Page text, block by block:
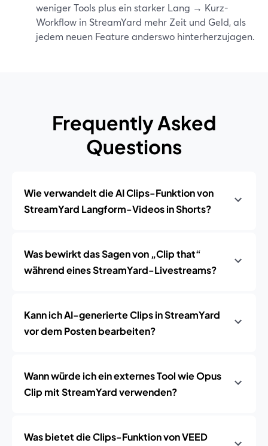
weniger Tools plus ein starker Lang → Kurz-
Workflow in StreamYard mehr Zeit und Geld, als
jedem neuen Feature anderswo hinterherzujagen.
Frequently Asked
Questions
Wie verwandelt die AI Clips-Funktion von
StreamYard Langform-Videos in Shorts?
Was bewirkt das Sagen von „Clip that“
während eines StreamYard-Livestreams?
Kann ich AI-generierte Clips in StreamYard
vor dem Posten bearbeiten?
Wann würde ich ein externes Tool wie Opus
Clip mit StreamYard verwenden?
Was bietet die Clips-Funktion von VEED